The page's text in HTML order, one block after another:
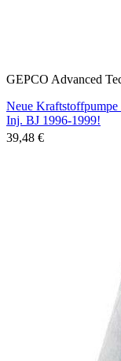
GEPCO Advanced
Neue
Inj. BJ 1996-1999!
39,48 €